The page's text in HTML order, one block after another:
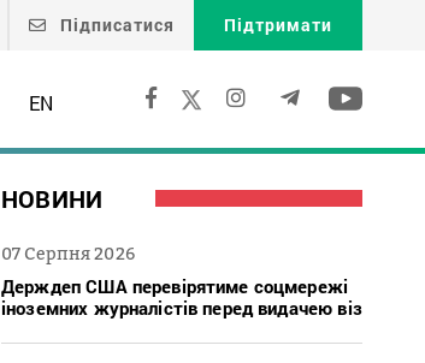
Підписатися Підтримати
EN
НОВИНИ
07 Серпня 2026
Держдеп США перевірятиме соцмережі
іноземних журналістів перед видачею віз